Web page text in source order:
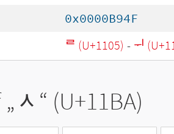
0x0000B94F
ᄅ (U+1105) - ᅱ
ᆺ “ (U+11BA)